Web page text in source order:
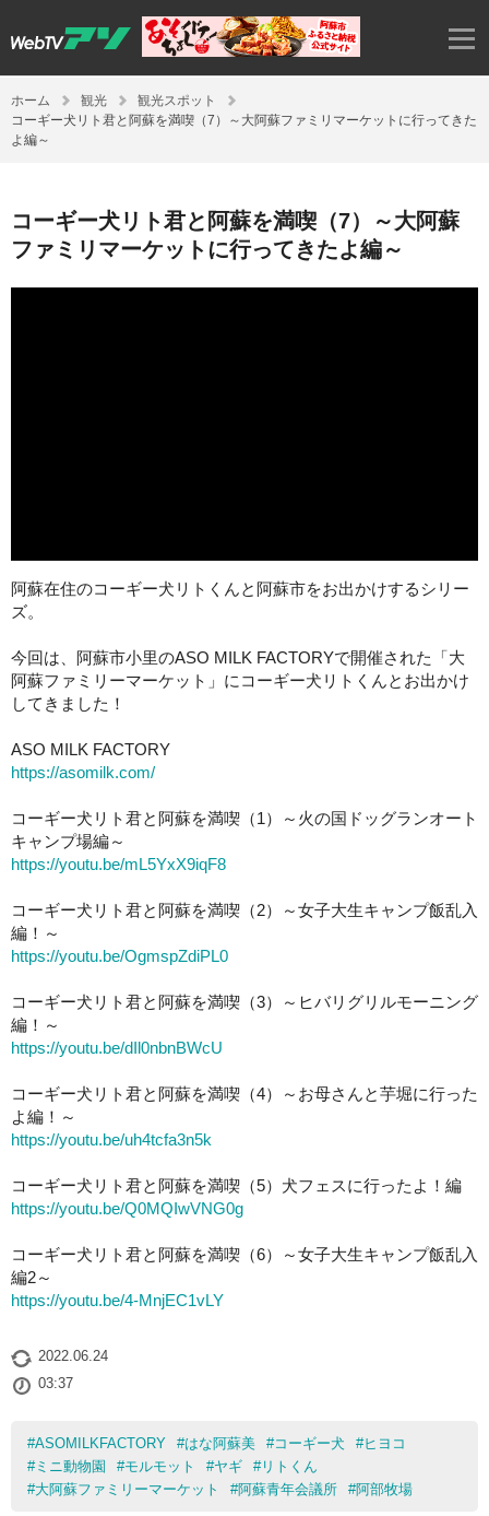
ホーム 観光
観光スポット
コーギー犬リト君と阿蘇を満喫（7）～大阿蘇ファミリマーケットに行ってきた
よ編～
コーギー犬リト君と阿蘇を満喫（7）～大阿蘇
ファミリマーケットに行ってきたよ編～
阿蘇在住のコーギー犬リトくんと阿蘇市をお出かけするシリー
ズ。
今回は、阿蘇市小里のASO MILK FACTORYで開催された「大
阿蘇ファミリーマーケット」にコーギー犬リトくんとお出かけ
してきました！
ASO MILK FACTORY
https://asomilk.com/
コーギー犬リト君と阿蘇を満喫（1）～火の国ドッグランオート
キャンプ場編～
https://youtu.be/mL5YxX9iqF8
コーギー犬リト君と阿蘇を満喫（2）～女子大生キャンプ飯乱入
編！～
https://youtu.be/OgmspZdiPL0
コーギー犬リト君と阿蘇を満喫（3）～ヒバリグリルモーニング
編！～
https://youtu.be/dIl0nbnBWcU
コーギー犬リト君と阿蘇を満喫（4）～お母さんと芋堀に行った
よ編！～
https://youtu.be/uh4tcfa3n5k
コーギー犬リト君と阿蘇を満喫（5）犬フェスに行ったよ！編
https://youtu.be/Q0MQIwVNG0g
コーギー犬リト君と阿蘇を満喫（6）～女子大生キャンプ飯乱入
編2～
https://youtu.be/4-MnjEC1vLY
2022.06.24
03:37
#ASOMILKFACTORY #はな阿蘇美 #コーギー犬 #ヒヨコ
#ミニ動物園 #モルモット #ヤギ #リトくん
#大阿蘇ファミリーマーケット #阿蘇青年会議所 #阿部牧場